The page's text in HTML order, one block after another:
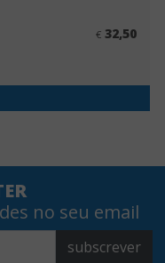
€ 32,50
no seu email
subscrever